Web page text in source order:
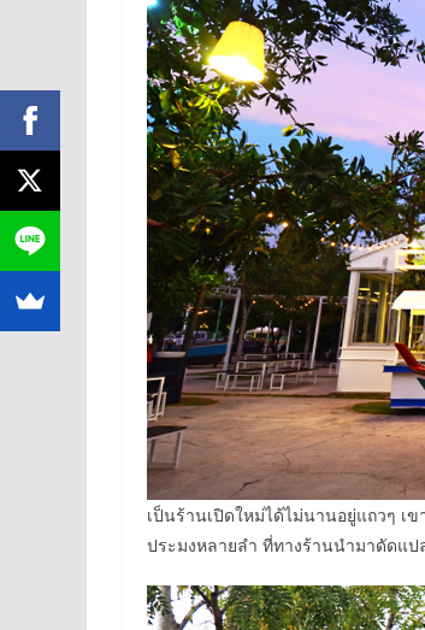
เป็นร้านเปิดใหม่ได้ไม่นานอยู่แถวๆ เ
ประมงหลายลำ ที่ทางร้านนำมาดัดแป